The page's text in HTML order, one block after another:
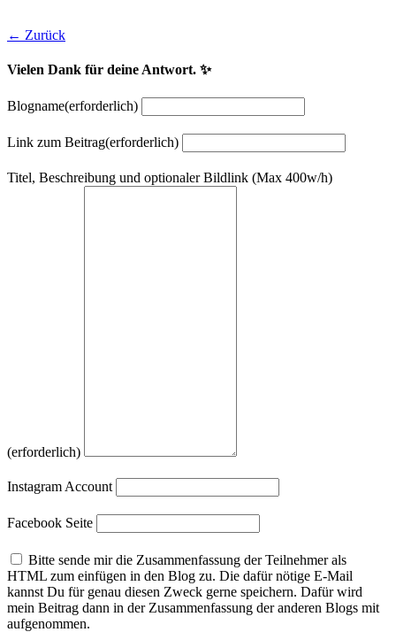
← Zurück
Vielen Dank für deine Antwort. ✨
Blogname(erforderlich)
Link zum Beitrag(erforderlich)
Titel, Beschreibung und optionaler Bildlink (Max 400w/h)
(erforderlich)
Instagram Account
Facebook Seite
Bitte sende mir die Zusammenfassung der Teilnehmer als
HTML zum einfügen in den Blog zu. Die dafür nötige E-Mail
kannst Du für genau diesen Zweck gerne speichern. Dafür wird
mein Beitrag dann in der Zusammenfassung der anderen Blogs mit
aufgenommen.